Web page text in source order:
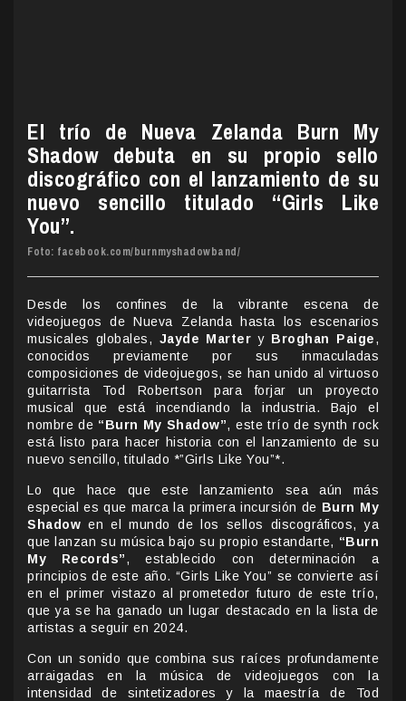
El trío de Nueva Zelanda Burn My
Shadow debuta en su propio sello
discográfico con el lanzamiento de su
nuevo sencillo titulado “Girls Like
You”.
Foto: facebook.com/burnmyshadowband/
Desde los confines de la vibrante escena de
videojuegos de Nueva Zelanda hasta los escenarios
musicales globales, Jayde Marter y Broghan Paige,
conocidos previamente por sus inmaculadas
composiciones de videojuegos, se han unido al virtuoso
guitarrista Tod Robertson para forjar un proyecto
musical que está incendiando la industria. Bajo el
nombre de “Burn My Shadow”, este trío de synth rock
está listo para hacer historia con el lanzamiento de su
nuevo sencillo, titulado *”Girls Like You”*.
Lo que hace que este lanzamiento sea aún más
especial es que marca la primera incursión de Burn My
Shadow en el mundo de los sellos discográficos, ya
que lanzan su música bajo su propio estandarte, “Burn
My Records”, establecido con determinación a
principios de este año. “Girls Like You” se convierte así
en el primer vistazo al prometedor futuro de este trío,
que ya se ha ganado un lugar destacado en la lista de
artistas a seguir en 2024.
Con un sonido que combina sus raíces profundamente
arraigadas en la música de videojuegos con la
intensidad de sintetizadores y la maestría de Tod